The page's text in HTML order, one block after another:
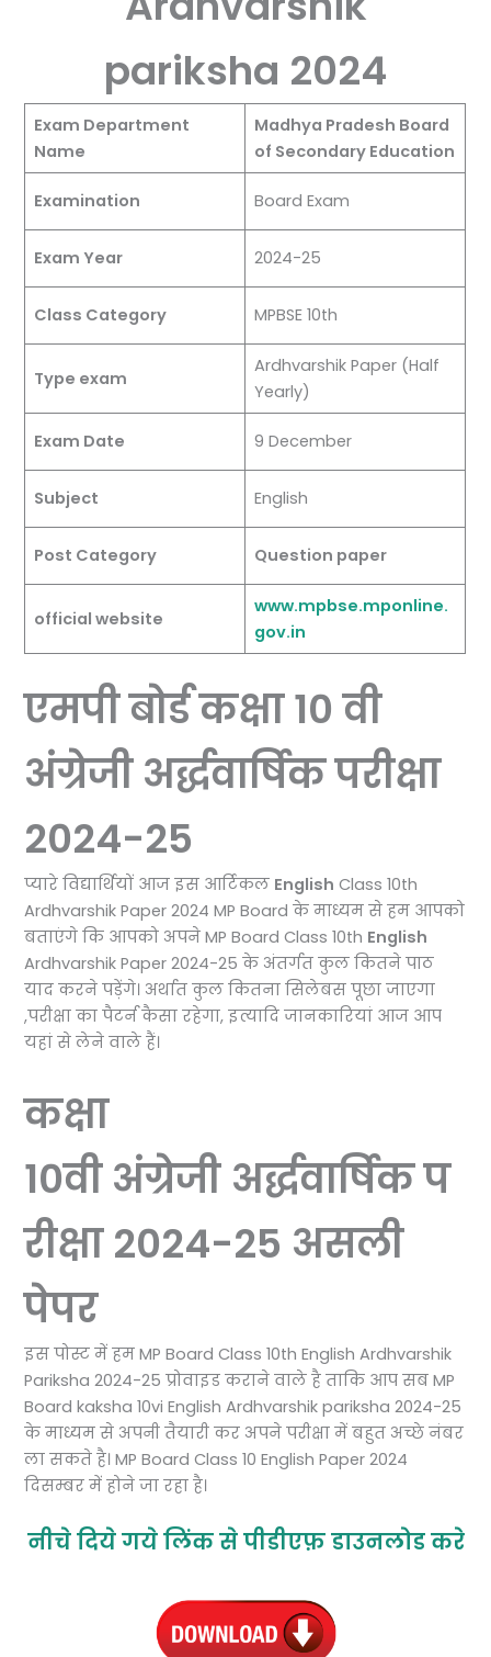
pariksha 2024
Exam Department
Name
Madhya Pradesh Board
of Secondary Education
Examination Board Exam
Exam Year 2024-25
Class Category MPBSE 10th
Type exam
Ardhvarshik Paper (Half
Yearly)
Exam Date 9 December
Subject English
Post Category Question paper
official website
www.mpbse.mponline.
gov.in
एमपी बोर्ड कक्षा 10 वी
अंग्रेजी अर्द्धवार्षिक परीक्षा
2024-25
प्यारे विद्यार्थियों आज इस आर्टिकल English Class 10th
Ardhvarshik Paper 2024 MP Board के माध्यम से हम आपको
बताएंगे कि आपको अपने MP Board Class 10th English
Ardhvarshik Paper 2024-25 के अंतर्गत कुल कितने पाठ
याद करने पड़ेंगे। अर्थात कुल कितना सिलेबस पूछा जाएगा
,परीक्षा का पैटर्न कैसा रहेगा, इत्यादि जानकारियां आज आप
यहां से लेने वाले हैं।
कक्षा
10वी अंग्रेजी अर्द्धवार्षिक प
रीक्षा 2024-25 असली
पेपर
इस पोस्ट में हम MP Board Class 10th English Ardhvarshik
Pariksha 2024-25 प्रोवाइड कराने वाले है ताकि आप सब MP
Board kaksha 10vi English Ardhvarshik pariksha 2024-25
के माध्यम से अपनी तैयारी कर अपने परीक्षा में बहुत अच्छे नंबर
ला सकते है। MP Board Class 10 English Paper 2024
दिसम्बर में होने जा रहा है।
नीचे दिये गये लिंक से पीडीएफ़ डाउनलोड करे